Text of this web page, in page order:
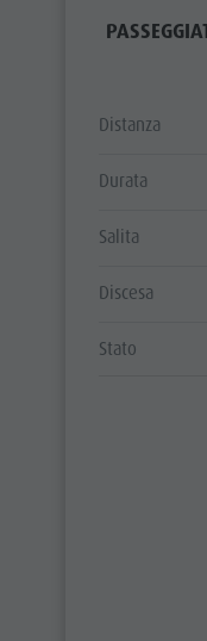
Distanza
Durata
Salita
Discesa
Stato